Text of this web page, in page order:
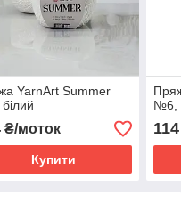
YarnArt Summer
₴/моток
Купити
№6,
114